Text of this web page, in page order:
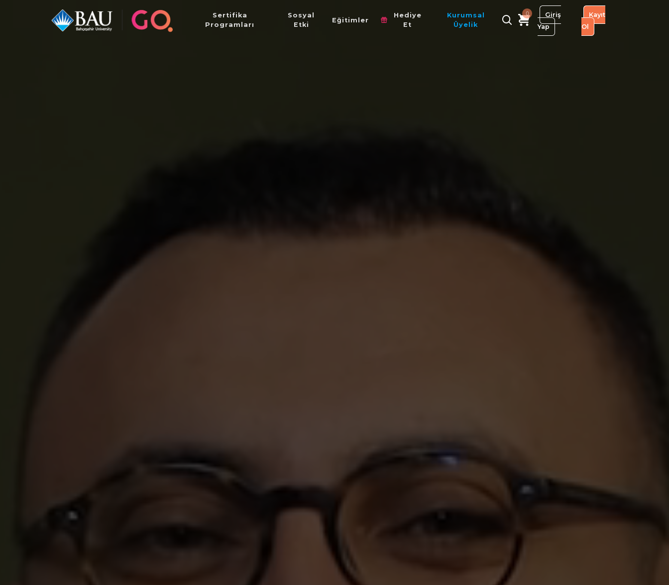
Sertifika
Programları
Sosyal
Etki
Eğitimler
Hediye
Et
Kurumsal
Üyelik
0
Giriş
Yap
Kayıt
Ol